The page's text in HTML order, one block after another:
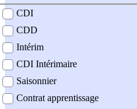
contrat
CDI
CDD
Intérim
CDI Intérimaire
Saisonnier
Contrat apprentissage